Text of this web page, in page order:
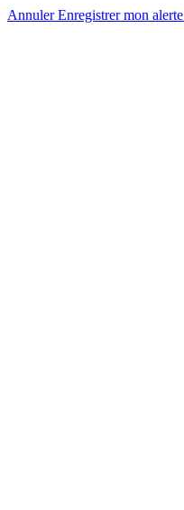
AnnulerEnregistrer mon alerte